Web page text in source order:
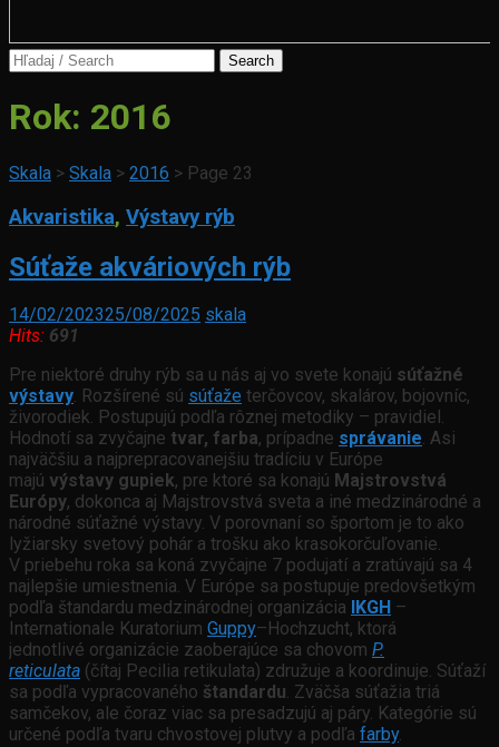
Search
Rok: 2016
Skala > Skala > 2016 > Page 23
Akvaristika, Výstavy rýb
Súťaže akváriových rýb
14/02/202325/08/2025 skala
Hits: 691
Pre niektoré druhy rýb sa u nás aj vo svete konajú súťažné
výstavy. Rozšírené sú súťaže terčovcov, skalárov, bojovníc,
živorodiek. Postupujú podľa rôznej metodiky – pravidiel.
Hodnotí sa zvyčajne tvar, farba, prípadne správanie. Asi
najväčšiu a najprepracovanejšiu tradíciu v Európe
majú výstavy gupiek, pre ktoré sa konajú Majstrovstvá
Európy, dokonca aj Majstrovstvá sveta a iné medzinárodné a
národné súťažné výstavy. V porovnaní so športom je to ako
lyžiarsky svetový pohár a trošku ako krasokorčuľovanie.
V priebehu roka sa koná zvyčajne 7 podujatí a zratúvajú sa 4
najlepšie umiestnenia. V Európe sa postupuje predovšetkým
podľa štandardu medzinárodnej organizácia
IKGH –
Internationale Kuratorium Guppy–Hochzucht, ktorá
jednotlivé organizácie zaoberajúce sa chovom P.
reticulata (čítaj Pecilia retikulata) združuje a koordinuje. Súťaží
sa podľa vypracovaného štandardu. Zväčša súťažia triá
samčekov, ale čoraz viac sa presadzujú aj páry. Kategórie sú
určené podľa tvaru chvostovej plutvy a podľa farby.